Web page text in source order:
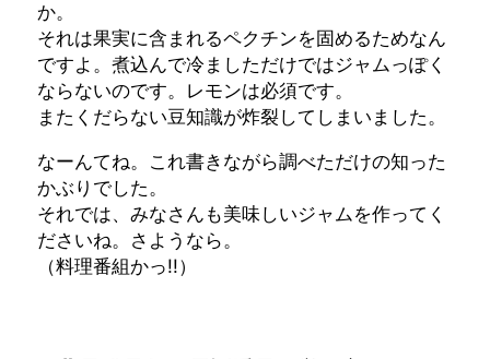
か。
それは果実に含まれるペクチンを固めるためなん
ですよ。煮込んで冷ましただけではジャムっぽく
ならないのです。レモンは必須です。
またくだらない豆知識が炸裂してしまいました。
なーんてね。これ書きながら調べただけの知った
かぶりでした。
それでは、みなさんも美味しいジャムを作ってく
ださいね。さようなら。
（料理番組かっ!!）